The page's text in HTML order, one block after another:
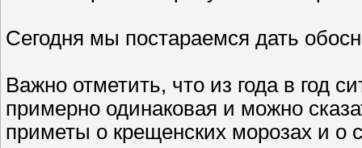
Сегодня мы постараемся дать
Важно отметить, что из года в год
примерно одинаковая и можно
приметы о крещенских морозах и о